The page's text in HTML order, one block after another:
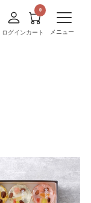
ログインカート メニュー